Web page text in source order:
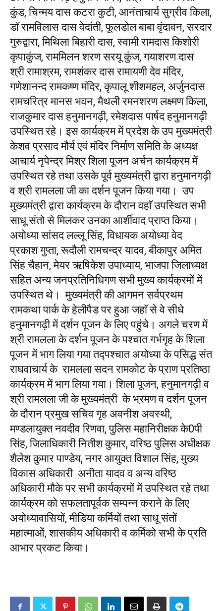
कुंड, चिन्मय दास कटरा कुटी, आनंताचार्य सुग्रीव किला,
डॉ रामविलास दास वेदांती, फूलडोल बाबा वृंदावन, सरदार
गुरुद्वारा, मिथिला बिहारी दास, स्वामी रामदास किशोरी
कृपाकुंज, राममिलन शरण सरयू कुंज, गयाशरण दास
श्री रामाश्रम, रामशंकर दास रामायणी देव मंदिर,
गणेशानन्द रामकष्ण मंदिर, कृपालू शीशमहल, अर्जुनदास
रामचरित्र मानस भवन, मैथली रमनशरण लक्ष्मण किला,
राजकुमार दास हनुमानगढ़ी, रमेशदास पार्षद हनुमानगढ़ी
उपस्थित रहे। इस कार्यक्रम में प्रदेश के उप मुख्यमंत्री
केशव प्रसाद मौर्य एवं मंदिर निर्माण समिति के अध्यक्ष
आचार्य नृपेन्द्र मिश्र शिला पूजन अर्चन कार्यक्रम में
उपस्थित रहे तथा उसके पूर्व मुख्यमंत्री द्वारा हनुमानगढ़ी
व श्री रामलला जी का दर्शन पूजन किया गया। उप
मुख्यमंत्री द्वारा कार्यक्रम के दौरान वहाॅ उपस्थित सभी
साधू संतो से मिलकर उनका आर्शीवाद प्राप्त किया।
अयोध्या सांसद लल्लू सिंह, विधायक अयोध्या वेद
प्रकाश गुप्ता, रूदौली रामचन्द्र यादव, बीकापुर अमित
सिंह चैहान, मेयर ऋषिकेश उपाध्याय, भाजपा जिलाध्यक्ष
सहित अन्य जनप्रतिनिधिगण सभी मुख्य कार्यक्रमों में
उपस्थित थे। मुख्यमंत्री की आगमन सर्वप्रथम
रामकथा पार्क के हेलीपैड पर हुआ जहाॅ से वे सीधे
हनुमानगढ़ी में दर्शन पूजन के लिए पहुंचे। अगले चरण में
श्री रामलला के दर्शन पूजन के पश्चात गर्भगृह के शिला
पूजन में भाग लिया गया तद्पश्चात अयोध्या के पसिद्ध संत
राघवाचार्य के रामलला सदन रामकोट के प्राण प्रतिष्ठा
कार्यक्रम में भाग लिया गया। शिला पूजन, हनुमानगढ़ी व
श्री रामलला जी के मुख्यमंत्री के भ्रमण व दर्शन पूजन
के दौरान प्रमुख सचिव गृह अवनीश अवस्थी,
मण्डलायुक्त नवदीव रिणवा, पुलिस महानिरीक्षक के0पी
सिंह, जिलाधिकारी नितीश कुमार, वरिष्ठ पुलिस अधीक्षक
शैलेश कुमार पाण्डेय, नगर आयुक्त विशाल सिंह, मुख्य
विकास अधिकारी अनीता यादव व अन्य वरिष्ठ
अधिकारी मौके पर सभी कार्यक्रमों में उपस्थित रहे तथा
कार्यक्रम को सफलतापूर्वक सम्पन्न कराने के लिए
अयोध्यावासियों, मीडिया कर्मियों तथा साधू संतों
महात्माओं, शासकीय अधिकारी व कर्मिको सभी के प्रति
आभार प्रकट किया।